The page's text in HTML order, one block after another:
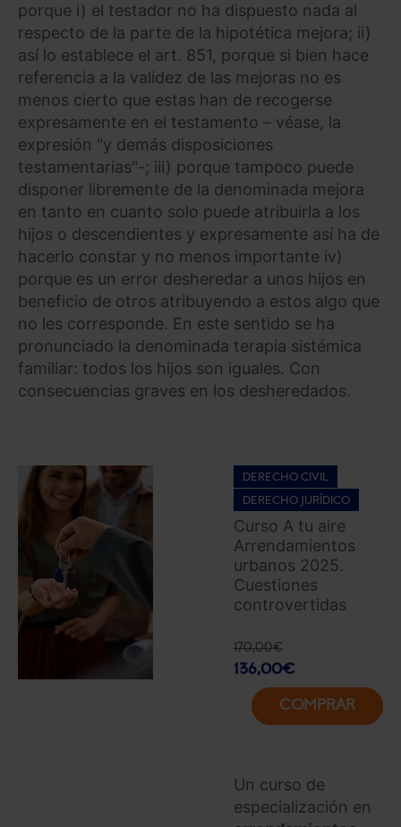
porque i) el testador no ha dispuesto nada al
respecto de la parte de la hipotética mejora; ii)
así lo establece el art. 851, porque si bien hace
referencia a la validez de las mejoras no es
menos cierto que estas han de recogerse
expresamente en el testamento – véase, la
expresión "y demás disposiciones
testamentarias"-; iii) porque tampoco puede
disponer libremente de la denominada mejora
en tanto en cuanto solo puede atribuirla a los
hijos o descendientes y expresamente así ha de
hacerlo constar y no menos importante iv)
porque es un error desheredar a unos hijos en
beneficio de otros atribuyendo a estos algo que
no les corresponde. En este sentido se ha
pronunciado la denominada terapia sistémica
familiar: todos los hijos son iguales. Con
consecuencias graves en los desheredados.
DERECHO CIVIL
DERECHO JURÍDICO
Curso A tu aire
Arrendamientos
urbanos 2025.
Cuestiones
controvertidas
170,00€
136,00€
COMPRAR
Un curso de
especialización en